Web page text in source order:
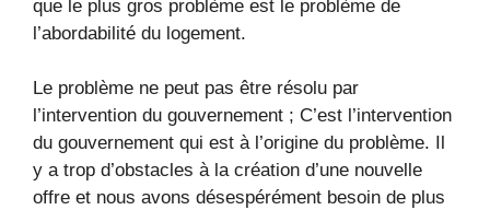
que le plus gros problème est le problème de
l’abordabilité du logement.
Le problème ne peut pas être résolu par
l’intervention du gouvernement ; C’est l’intervention
du gouvernement qui est à l’origine du problème. Il
y a trop d’obstacles à la création d’une nouvelle
offre et nous avons désespérément besoin de plus